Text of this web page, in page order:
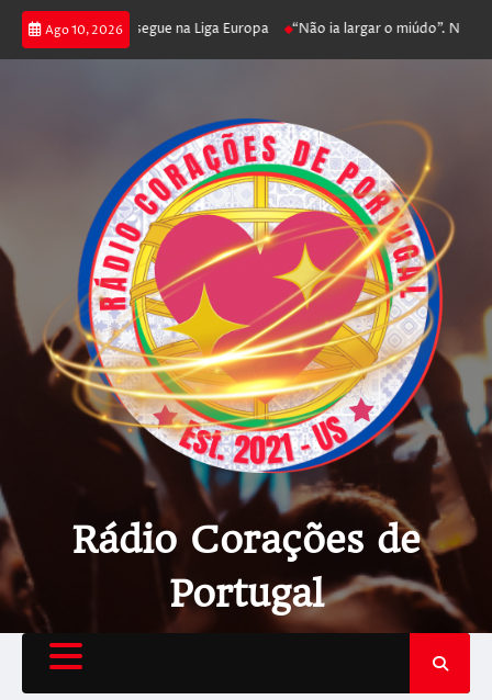
Ago 10, 2026
poker e prossegue na Liga Europa “Não ia largar o miúdo”.
Rádio Corações de
Portugal